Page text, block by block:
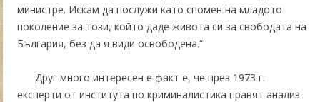
министре. Искам да послужи като спомен на младото
поколение за този, който даде живота си за свободата на
България, без да я види освободена.“
Друг много интересен е факт е, че през 1973 г.
експерти от института по криминалистика правят анализ